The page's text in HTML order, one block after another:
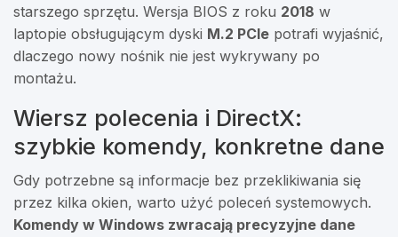
starszego sprzętu. Wersja BIOS z roku 2018 w
laptopie obsługującym dyski M.2 PCIe potrafi wyjaśnić,
dlaczego nowy nośnik nie jest wykrywany po
montażu.
Wiersz polecenia i DirectX:
szybkie komendy, konkretne dane
Gdy potrzebne są informacje bez przeklikiwania się
przez kilka okien, warto użyć poleceń systemowych.
Komendy w Windows zwracają precyzyjne dane